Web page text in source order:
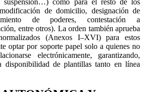
de domicilio, designación de
de poderes, contestación a
entre otros). La orden también aprueba
(Anexos I–XVI) para estos
optar por soporte papel solo a quienes no
electrónicamente, garantizando,
disponibilidad de plantillas tanto en línea